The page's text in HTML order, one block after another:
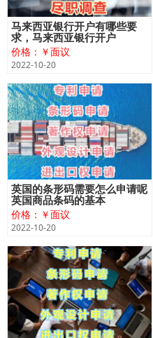
马来西亚银行开户有哪些要
求，马来西亚银行开户
价格：￥面议
2022-10-20
英国的条形码需要怎么申请呢
英国商品条码的基本
价格：￥面议
2022-10-20